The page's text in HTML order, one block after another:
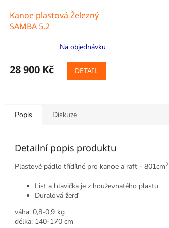
Kanoe plastová Železný
SAMBA 5.2
Na objednávku
28 900 Kč DETAIL
Popis Diskuze
Detailní popis produktu
Plastové pádlo třídílné pro kanoe a raft - 801cm2
List a hlavička je z houževnatého plastu
Duralová žerď
váha: 0,8-0,9 kg
délka: 140-170 cm